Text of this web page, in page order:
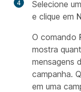
4
Selecione
e clique em
O comando
mostra
mensagens
campanha.
em uma